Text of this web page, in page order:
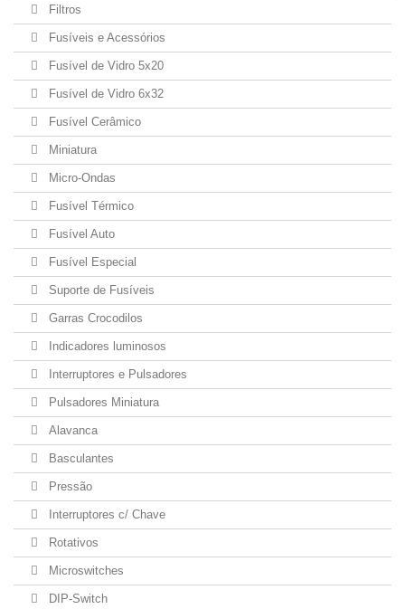
Filtros
Fusíveis e Acessórios
Fusível de Vidro 5x20
Fusível de Vidro 6x32
Fusível Cerâmico
Miniatura
Micro-Ondas
Fusível Térmico
Fusível Auto
Fusível Especial
Suporte de Fusíveis
Garras Crocodilos
Indicadores luminosos
Interruptores e Pulsadores
Pulsadores Miniatura
Alavanca
Basculantes
Pressão
Interruptores c/ Chave
Rotativos
Microswitches
DIP-Switch